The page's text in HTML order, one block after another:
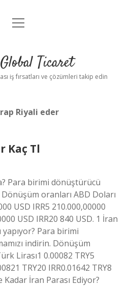
Anasayfa
Uyarı
menüyü
Ticaret
iş fırsatları ve çözümleri takip edin
Riyali eder
Kaç Tl
Para birimi dönüştürücü
oranları ABD Doları
USD IRR5 210.000,00000
USD IRR20 840 USD. 1 İran
yapıyor? Para birimi
indirin. Dönüşüm
Lirası1 0.00082 TRY5
TRY20 IRR0.01642 TRY8
İran Parası Ediyor?